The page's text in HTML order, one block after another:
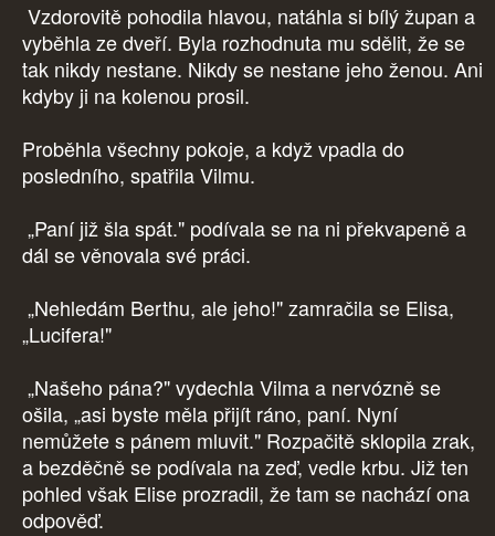
Vzdorovitě pohodila hlavou, natáhla si bílý župan a
vyběhla ze dveří. Byla rozhodnuta mu sdělit, že se
tak nikdy nestane. Nikdy se nestane jeho ženou. Ani
kdyby ji na kolenou prosil.
Proběhla všechny pokoje, a když vpadla do
posledního, spatřila Vilmu.
„Paní již šla spát." podívala se na ni překvapeně a
dál se věnovala své práci.
„Nehledám Berthu, ale jeho!" zamračila se Elisa,
„Lucifera!"
„Našeho pána?" vydechla Vilma a nervózně se
ošila, „asi byste měla přijít ráno, paní. Nyní
nemůžete s pánem mluvit." Rozpačitě sklopila zrak,
a bezděčně se podívala na zeď, vedle krbu. Již ten
pohled však Elise prozradil, že tam se nachází ona
odpověď.